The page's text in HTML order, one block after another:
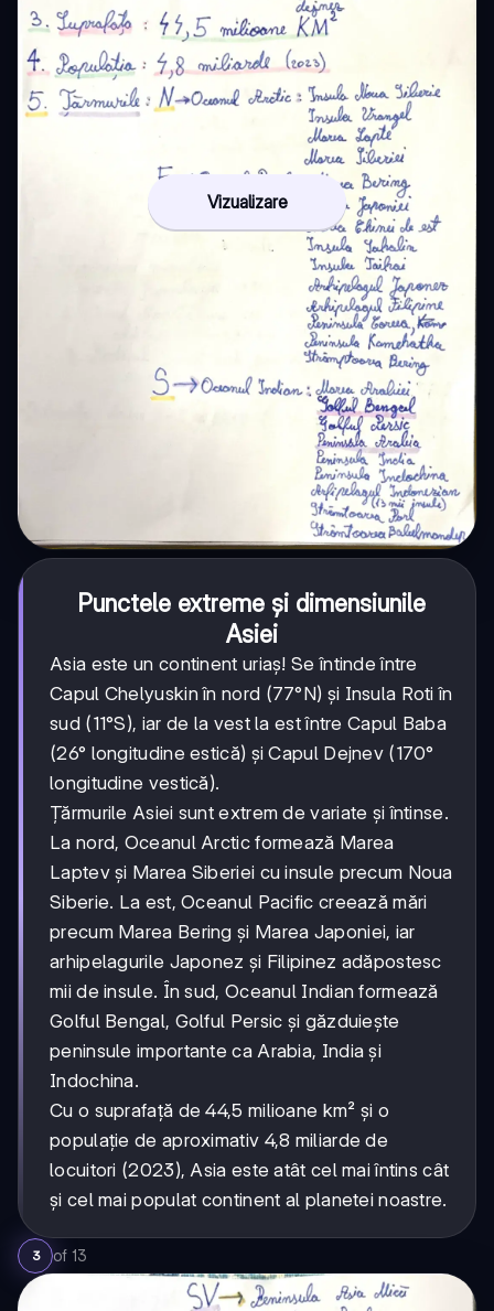
Vizualizare
Punctele extreme și dimensiunile
Asiei
Asia este un continent uriaș! Se întinde între
Capul Chelyuskin în nord (77°N) și Insula Roti în
sud (11°S), iar de la vest la est între Capul Baba
(26° longitudine estică) și Capul Dejnev (170°
longitudine vestică).
Țărmurile Asiei sunt extrem de variate și întinse.
La nord, Oceanul Arctic formează Marea
Laptev și Marea Siberiei cu insule precum Noua
Siberie. La est, Oceanul Pacific creează mări
precum Marea Bering și Marea Japoniei, iar
arhipelagurile Japonez și Filipinez adăpostesc
mii de insule. În sud, Oceanul Indian formează
Golful Bengal, Golful Persic și găzduiește
peninsule importante ca Arabia, India și
Indochina.
Cu o suprafață de 44,5 milioane km² și o
populație de aproximativ 4,8 miliarde de
locuitori (2023), Asia este atât cel mai întins cât
și cel mai populat continent al planetei noastre.
3 of 13